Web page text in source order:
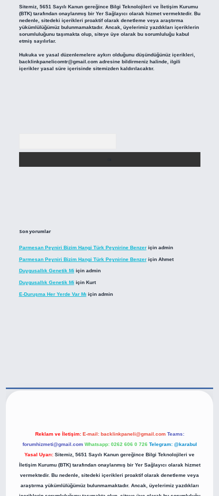
Sitemiz, 5651 Sayılı Kanun gereğince Bilgi Teknolojileri ve İletişim Kurumu
(BTK) tarafından onaylanmış bir Yer Sağlayıcı olarak hizmet vermektedir. Bu
nedenle, sitedeki içerikleri proaktif olarak denetleme veya araştırma
yükümlülüğümüz bulunmamaktadır. Ancak, üyelerimiz yazdıkları içeriklerin
sorumluluğunu taşımakta olup, siteye üye olarak bu sorumluluğu kabul
etmiş sayılırlar.
Hukuka ve yasal düzenlemelere aykırı olduğunu düşündüğünüz içerikleri,
backlinkpanelicomtr@gmail.comadresine bildirmeniz halinde, ilgili
içerikler yasal süre içerisinde sitemizden kaldırılacaktır.
Son yorumlar
Parmesan Peyniri Bizim Hangi Türk Peynirine Benzeriçin admin
Parmesan Peyniri Bizim Hangi Türk Peynirine Benzeriçin Ahmet
Duygusallık Genetik Mi için admin
Duygusallık Genetik Mi için Kurt
E-Duruşma Her Yerde Var Mı için admin
Reklam ve İletişim: E-mail: backlinkpaneli@gmail.com Teams:
forumhizmeti@gmail.com Whatsapp: 0262 606 0 726 Telegram: @karabul
Yasal Uyarı: Sitemiz, 5651 Sayılı Kanun gereğince Bilgi Teknolojileri ve
İletişim Kurumu (BTK) tarafından onaylanmış bir Yer Sağlayıcı olarak hizmet
vermektedir. Bu nedenle, sitedeki içerikleri proaktif olarak denetleme veya
araştırma yükümlülüğümüz bulunmamaktadır. Ancak, üyelerimiz yazdıkları